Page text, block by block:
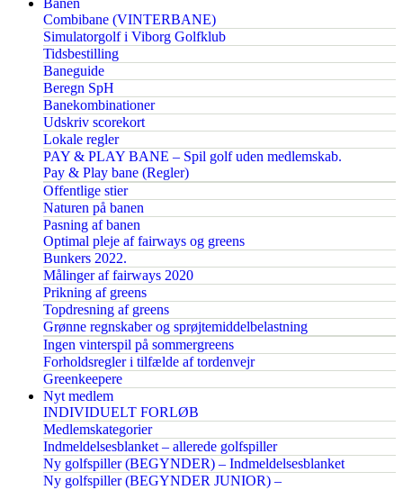
Banen
Combibane (VINTERBANE)
Simulatorgolf i Viborg Golfklub
Tidsbestilling
Baneguide
Beregn SpH
Banekombinationer
Udskriv scorekort
Lokale regler
PAY & PLAY BANE – Spil golf uden medlemskab.
Pay & Play bane (Regler)
Offentlige stier
Naturen på banen
Pasning af banen
Optimal pleje af fairways og greens
Bunkers 2022.
Målinger af fairways 2020
Prikning af greens
Topdresning af greens
Grønne regnskaber og sprøjtemiddelbelastning
Ingen vinterspil på sommergreens
Forholdsregler i tilfælde af tordenvejr
Greenkeepere
Nyt medlem
INDIVIDUELT FORLØB
Medlemskategorier
Indmeldelsesblanket – allerede golfspiller
Ny golfspiller (BEGYNDER) – Indmeldelsesblanket
Ny golfspiller (BEGYNDER JUNIOR) –